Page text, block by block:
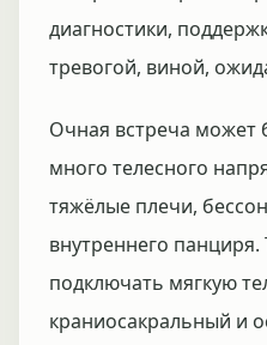
диагностики,
тревогой, виной,
Очная встреча может
много телесного
тяжёлые плечи,
внутреннего
подключать мягкую
краниосакральный и